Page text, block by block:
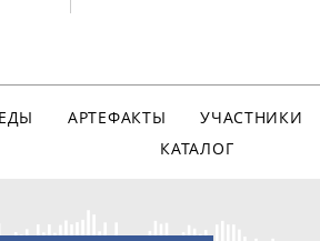
АРТЕФАКТЫ
УЧАСТНИКИ
КАТАЛОГ